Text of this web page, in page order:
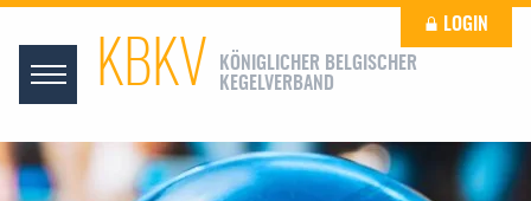
KBKV
KÖNIGLICHER BELGISCHER
KEGELVERBAND
LOGIN